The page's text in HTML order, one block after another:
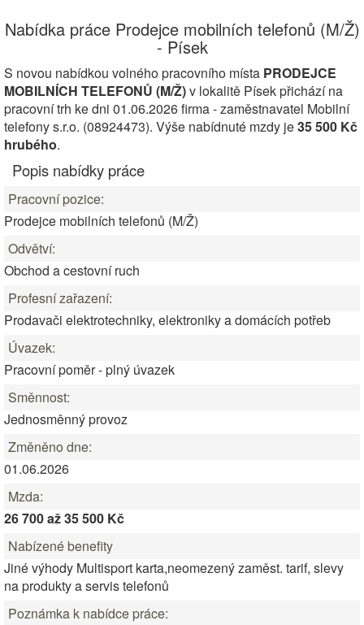
Nabídka práce Prodejce mobilních telefonů (M/Ž)
- Písek
S novou nabídkou volného pracovního místa PRODEJCE
MOBILNÍCH TELEFONŮ (M/Ž)v lokalitě Písek přichází na
pracovní trh ke dni 01.06.2026 firma - zaměstnavatel Mobilní
telefony s.r.o. (08924473). Výše nabídnuté mzdy je35 500 Kč
hrubého.
Popis nabídky práce
Pracovní pozice:
Prodejce mobilních telefonů (M/Ž)
Odvětví:
Obchod a cestovní ruch
Profesní zařazení:
Prodavači elektrotechniky, elektroniky a domácích potřeb
Úvazek:
Pracovní poměr - plný úvazek
Směnnost:
Jednosměnný provoz
Změněno dne:
01.06.2026
Mzda:
26 700 až 35 500 Kč
Nabízené benefity
Jiné výhody Multisport karta,neomezený zaměst. tarif, slevy
na produkty a servis telefonů
Poznámka k nabídce práce: